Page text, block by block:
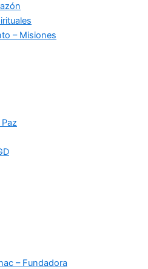
– Misiones
– Fundadora